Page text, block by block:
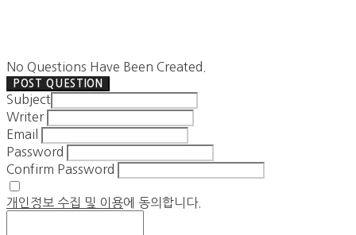
No Questions Have Been Created.
POST QUESTION
Subject
Writer
Email
Password
Confirm Password
개인정보 수집 및 이용에 동의합니다.